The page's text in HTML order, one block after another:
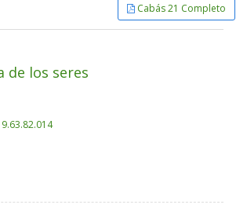
Cabás 21 Completo
de los seres